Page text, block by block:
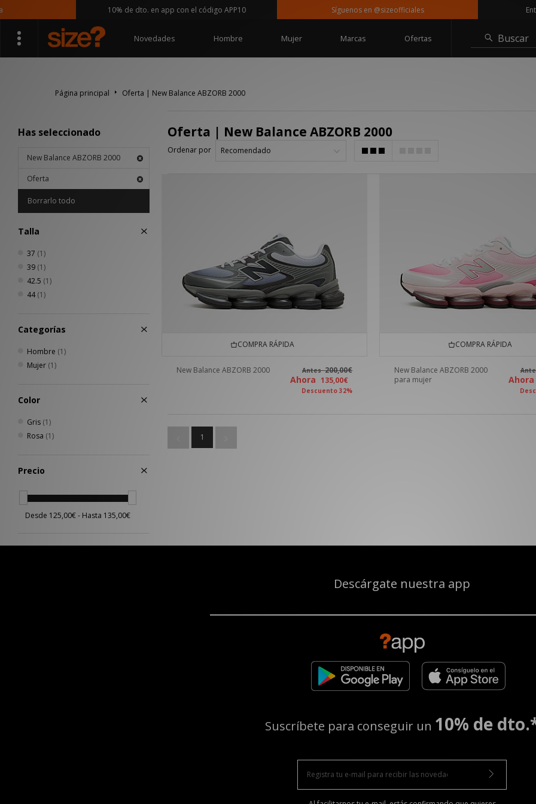
10% de dto. en app con el código APP10 Síguenos en @sizeofficiales
Novedades Hombre Mujer Marcas Ofertas Buscar
Página principal Oferta | New Balance ABZORB 2000
Has seleccionado
New Balance ABZORB 2000
Oferta
Borrarlo todo
Talla
37 (1)
39 (1)
42.5 (1)
44(1)
Categorías
Hombre (1)
Mujer (1)
Color
Gris (1)
Rosa (1)
Precio
Oferta | New Balance ABZORB 2000
Ordenar por
COMPRA RÁPIDA
New Balance ABZORB 2000 Antes200,00€
Ahora135,00€
Descuento 32%
COMPRA RÁPIDA
New Balance ABZORB 2000
para mujer
1
Descárgate nuestra app
Suscríbete para conseguir un 10% de